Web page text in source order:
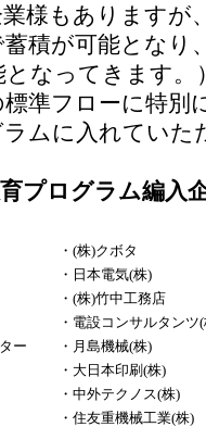
様もありますが
積が可能となり
なってきます。
準フローに特別
ムに入れていた
プログラム編入
ー
・(株)クボタ
・日本電気(株)
・(株)竹中工務店
・電設コンサルタンツ
・月島機械(株)
・大日本印刷(株)
・中外テクノス(株)
・住友重機械工業(株)